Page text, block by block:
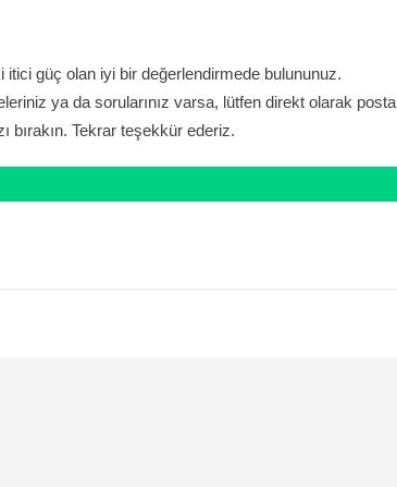
güç olan iyi bir değerlendirmede bulununuz.
ya da sorularınız varsa, lütfen direkt olarak posta
bırakın. Tekrar teşekkür ederiz.